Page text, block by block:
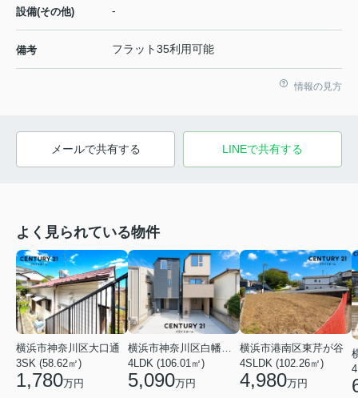
設備(その他) -
備考 フラット35利用可能
情報の見方
メールで共有する LINEで共有する
よく見られている物件
横浜市神奈川区大口通
3SK (58.62㎡)
1,780万円
横浜市神奈川区白幡東町
4LDK (106.01㎡)
5,090万円
横浜市港南区東芹が谷
4SLDK (102.26㎡)
4,980万円